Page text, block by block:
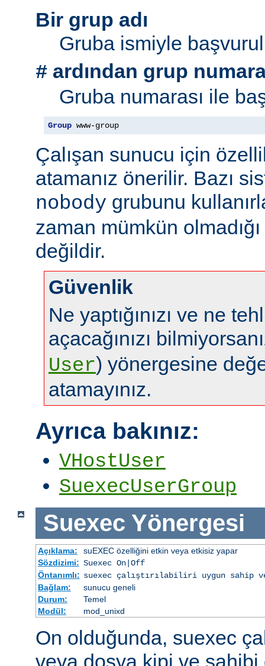
Bir grup adı
Gruba ismiyle
# ardından grup
Gruba numarası ile
Group www-group
Çalışan sunucu için
atamanız önerilir. Bazı
nobody grubunu
zaman mümkün
değildir.
Güvenlik
Ne yaptığınızı ve ne
açacağınızı
User) yönergesine
atamayınız.
Ayrıca bakınız:
VHostUser
SuexecUserGroup
Suexec Yönergesi
Açıklama:
suEXEC özelliğini etkin veya etkisiz yapar
Sözdizimi: Suexec On|Off
Öntanımlı: suexec çalıştırılabiliri uygun sahip
Bağlam:
sunucu geneli
Durum:
Temel
Modül:
mod_unixd
On olduğunda, suexec
veya dosya kipi ve